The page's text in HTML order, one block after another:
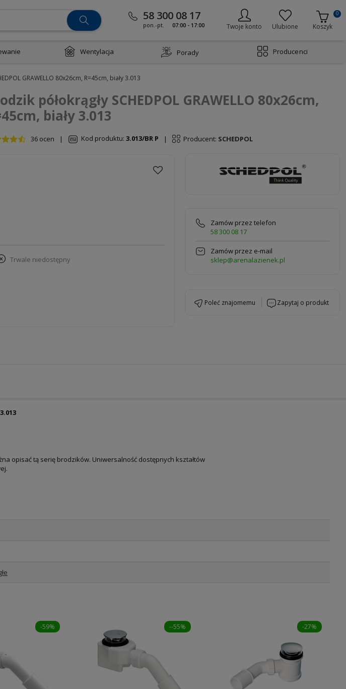
58 300 08 17
pon.-pt. 07:00 - 17:00 Twoje konto Ulubione Koszyk
0
Wentylacja Porady Producenci
GRAWELLO 80x26cm, R=45cm, biały 3.013
półokrągły SCHEDPOL GRAWELLO 80x26cm,
biały 3.013
36 ocen | Kod produktu: 3.013/BR P | Producent: SCHEDPOL
trwale niedostępny
Zamów przez telefon
58 300 08 17
Zamów przez e-mail
sklep@arenalazienek.pl
poleć znajomemu zapytaj o produkt
opisać tą serię brodzików. Uniwersalność dostępnych kształtów
-59% --55% -27%